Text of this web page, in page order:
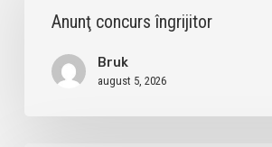
îngrijitorAnunţ concurs îngrijitor
Bruk
august 5, 2026